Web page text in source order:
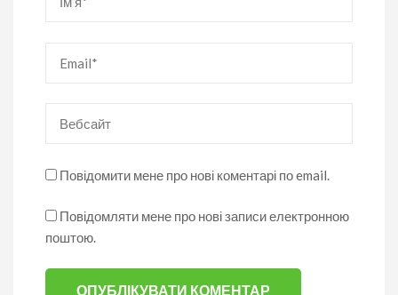
Повідомити мене про нові коментарі по email.
Повідомляти мене про нові записи електронною
поштою.